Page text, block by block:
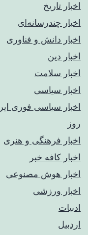
اخبار تاریخ
اخبار چندرسانه‌ای
اخبار دانش و فناوری
اخبار دین
اخبار سلامت
اخبار سیاسی
اخبار سیاسی فوری
روز
اخبار فرهنگی و هنری
اخبار کافه خبر
اخبار هوش مصنوعی
اخبار ورزشی
ادبیات
اردبیل